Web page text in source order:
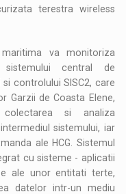
terestra wireless
va monitoriza
central de
controlului SISC2, care
Garzii de Coasta Elene,
si analiza
sistemului, iar
ale HCG. Sistemul
cu sisteme - aplicatii
ale unor entitati terte,
datelor intr-un mediu